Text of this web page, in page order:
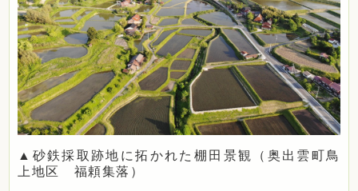
▲砂鉄採取跡地に拓かれた棚田景観（奥出雲町鳥
上地区 福頼集落）